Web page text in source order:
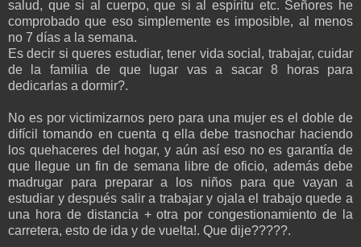
salud, que si al cuerpo, que si al espíritu etc. Señores he
comprobado que eso simplemente es imposible, al menos
no 7 días a la semana.
Es decir si queres estudiar, tener vida social, trabajar, cuidar
de la familia de que lugar vas a sacar 8 horas para
dedicarlas a dormir?.
No es por victimizarnos pero para una mujer es el doble de
difícil tomando en cuenta q ella debe trasnochar haciendo
los quehaceres del hogar, y aún así eso no es garantía de
que llegue un fin de semana libre de oficio, además debe
madrugar para
preparar a los niños para que vayan a
estudiar y después salir a trabajar y ojala el trabajo quede a
una hora de distancia + otra por congestionamiento de la
carretera, esto de ida y de vuelta!. Que dije?????.